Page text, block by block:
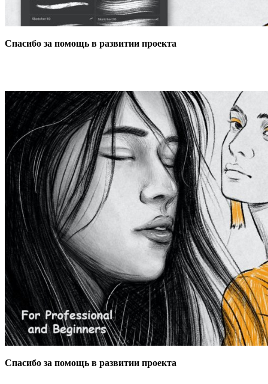
Спасибо за помощь в развитии проекта
Спасибо за помощь в развитии проекта